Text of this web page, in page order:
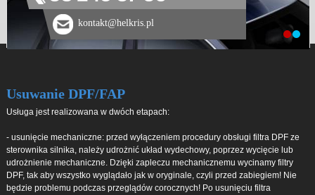
kontakt@helkris.pl
Usuwanie DPF/FAP
Usługa jest realizowana w dwóch etapach:
- usunięcie mechaniczne: przed wyłączeniem procedury obsługi filtra DPF ze
sterownika silnika, należy udrożnić układ wydechowy, poprzez wycięcie lub
udrożnienie mechaniczne. Dzięki zapleczu mechanicznemu wycinamy filtry
DPF, tak aby wszystko wyglądało jak w oryginale, czyli przed zabiegiem! Nie
będzie problemu podczas przeglądów corocznych! Po usunięciu filtra